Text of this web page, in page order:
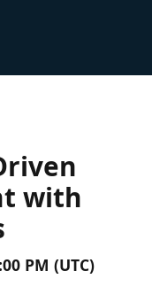
with
PM (UTC)